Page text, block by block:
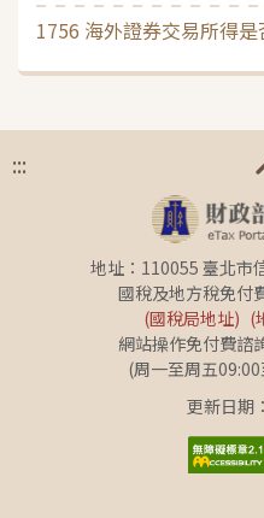
1756 海外證券交易所得是
:::
地址：110055 臺北市
國稅及地方稅免付
(國稅局地址) (
網站操作免付費諮
(周一至周五
更新日期